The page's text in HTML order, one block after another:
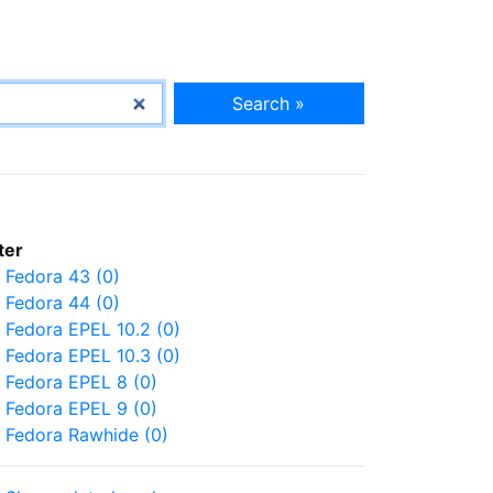
Search »
Fedora 43 (0)
Fedora 44 (0)
Fedora EPEL 10.2 (0)
Fedora EPEL 10.3 (0)
Fedora EPEL 8 (0)
Fedora EPEL 9 (0)
Fedora Rawhide (0)